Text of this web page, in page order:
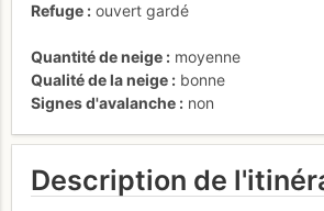
Refuge
ouvert gardé
Quantité de neige
moyenne
Qualité de la neige
bonne
Signes d'avalanche
non
Description de